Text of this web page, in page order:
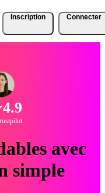
Inscription Connecter
4.9
avec
simple